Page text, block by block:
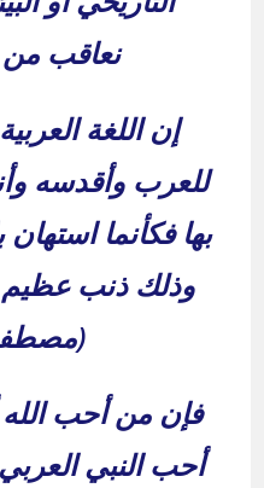
نعاقب من
إن اللغة
للعرب وأقدسه
بها فكأنما استهان
وذلك ذنب
فإن من أحب
أحب النبي